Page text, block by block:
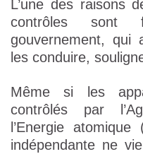
L’une des raisons
contrôles
gouvernement, qui
les conduire,
Même si les
contrôlés par
l’Energie
indépendante ne